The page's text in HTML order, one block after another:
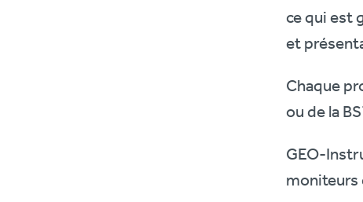
ce qui est
et
Chaque
ou de la
GEO-